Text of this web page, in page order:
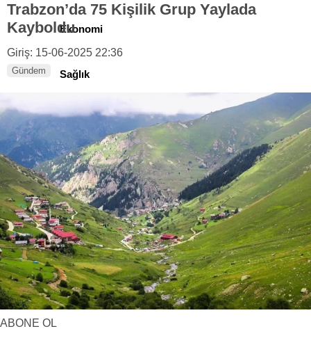
Ekonomi
Sağlık
Teknoloji
Spor
Yerel Haberler
Faydalı Bilgiler
Trabzon’da 75 Kişilik Grup Yaylada
Kayboldu
Giriş: 15-06-2025 22:36
Gündem
ABONE OL